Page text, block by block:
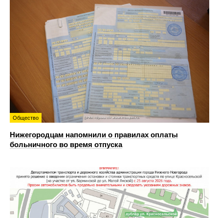
Общество
Нижегородцам напомнили о правилах оплаты
больничного во время отпуска